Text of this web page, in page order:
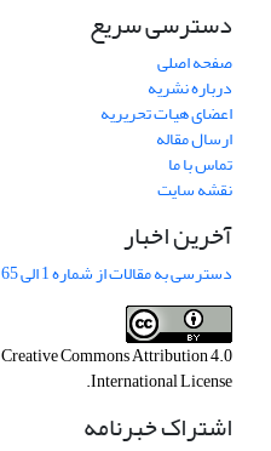
دسترسی سریع
صفحه اصلی
درباره نشریه
اعضای هیات تحریریه
ارسال مقاله
تماس با ما
نقشه سایت
آخرین اخبار
دسترسی به مقالات از شماره 1 الی 65 پژوهشهای جغرافیایی
Creative Commons Attribution 4.0
International License
.
اشتراک خبرنامه